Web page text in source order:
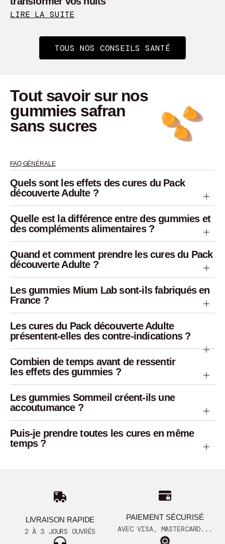
LIRE LA SUITE
TOUS NOS CONSEILS SANTÉ
tout savoir sur nos
gummies safran
sans sucres
FAQ GÉNÉRALE
Quels sont les effets des cures du Pack
découverte Adulte ?
Quelle est la différence entre des gummies et
des compléments alimentaires ?
Quand et comment prendre les cures du Pack
découverte Adulte ?
Les gummies Mium Lab sont-ils fabriqués en
France ?
Les cures du Pack découverte Adulte
présentent-elles des contre-indications ?
Combien de temps avant de ressentir
les effets des gummies ?
Les gummies Sommeil créent-ils une
accoutumance ?
Puis-je prendre toutes les cures en même
temps ?
LIVRAISON RAPIDE
2 À 3 JOURS OUVRÉS
PAIEMENT SÉCURISÉ
AVEC VISA, MASTERCARD...